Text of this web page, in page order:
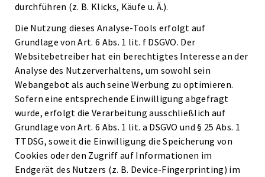
durchführen (z. B. Klicks, Käufe u. Ä.).
Die Nutzung dieses Analyse-Tools erfolgt auf
Grundlage von Art. 6 Abs. 1 lit. f DSGVO. Der
Websitebetreiber hat ein berechtigtes Interesse an der
Analyse des Nutzerverhaltens, um sowohl sein
Webangebot als auch seine Werbung zu optimieren.
Sofern eine entsprechende Einwilligung abgefragt
wurde, erfolgt die Verarbeitung ausschließlich auf
Grundlage von Art. 6 Abs. 1 lit. a DSGVO und § 25 Abs. 1
TTDSG, soweit die Einwilligung die Speicherung von
Cookies oder den Zugriff auf Informationen im
Endgerät des Nutzers (z. B. Device-Fingerprinting) im